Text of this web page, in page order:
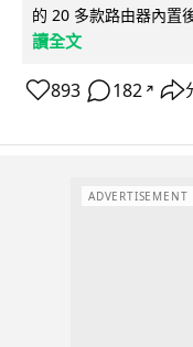
的 20 多款路由器內置
讀全文
893 182 ↗
ADVERTISEMENT